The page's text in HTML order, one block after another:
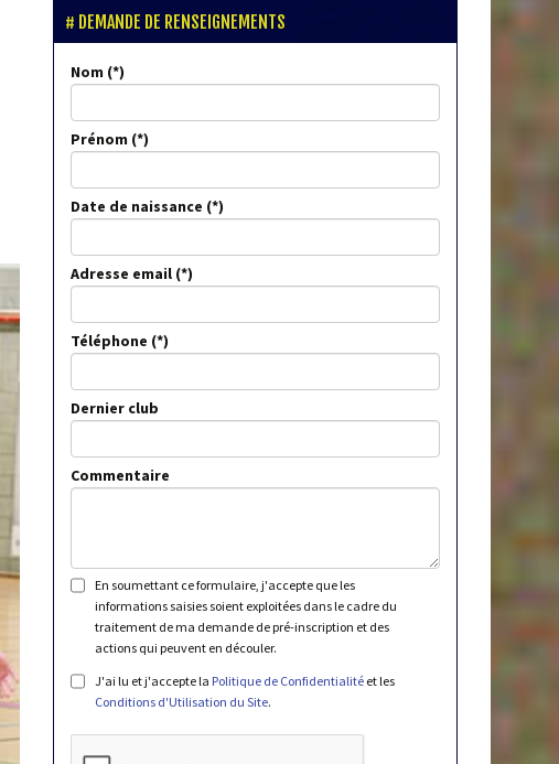
DEMANDE DE RENSEIGNEMENTS
Nom
Prénom
Date de naissance
Adresse email
Téléphone
Dernier club
Commentaire
En soumettant ce formulaire, j'accepte que les
informations saisies soient exploitées dans le cadre du
traitement de ma demande de pré-inscription et des
actions qui peuvent en découler.
J'ai lu et j'accepte la Politique de Confidentialité et les
Conditions d'Utilisation du Site.